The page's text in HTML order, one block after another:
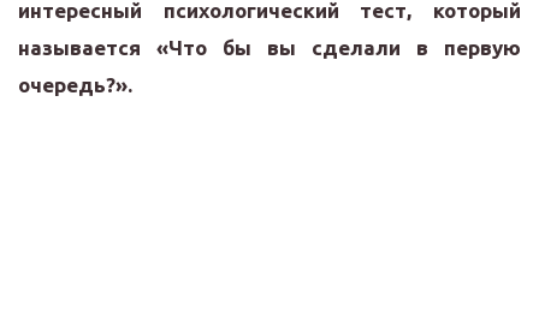
интересный психологический тест, который
называется «Что бы вы сделали в первую
очередь?».